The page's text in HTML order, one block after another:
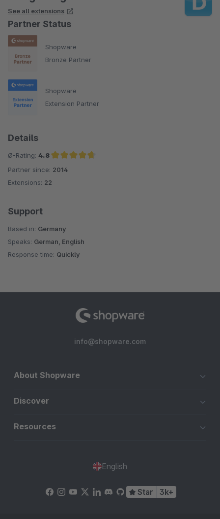
See all extensions
Partner Status
Shopware
Bronze Partner
Shopware
Extension Partner
Details
Ø-Rating: 4.8
Average rating of 4.8 out of 5 stars
Partner since: 2014
Extensions: 22
Support
Based in: Germany
Speaks: German, English
Response time: Quickly
info@shopware.com
About Shopware
Discover
Resources
English
Star 3k+